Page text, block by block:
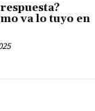
va lo tuyo en